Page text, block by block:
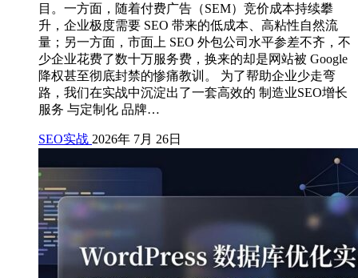
目。一方面，随着付费广告（SEM）竞价成本持续攀
升，企业极度需要 SEO 带来的低成本、高粘性自然流
量；另一方面，市面上 SEO 外包公司水平参差不齐，不
少企业花费了数十万服务费，换来的却是网站被 Google
降权甚至彻底封禁的惨痛教训。 为了帮助企业少走弯
路，我们在实战中沉淀出了一套高效的 制造业SEO增长
服务 与定制化 品牌…
SEO实战 2026年 7月 26日